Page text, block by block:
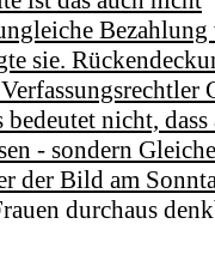
sie.
nicht, dass
- sondern
der Bild am
durchaus